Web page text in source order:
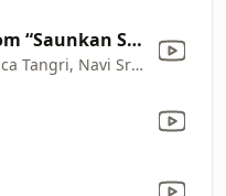
Mia Bella (From “Saunkan Saunkanay 2”)
Ammy Virk, Jyotica Tangri, Navi Sran & Avvy Sra